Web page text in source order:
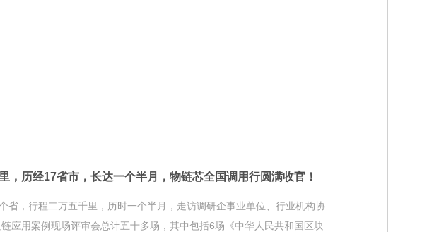
，历经17省市，长达一个半月，物链芯全国调用行圆满收官！
省，行程二万五千里，历时一个半月，走访调研企事业单位、行业机构协
应用案例现场评审会总计五十多场，其中包括6场《中华人民共和国区块